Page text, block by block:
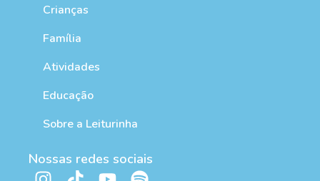
Crianças
Família
Atividades
Educação
Sobre a Leiturinha
Nossas redes sociais